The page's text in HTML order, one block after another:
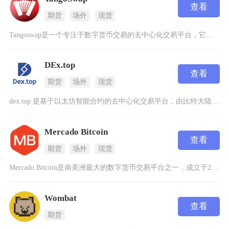
期货 场外 现货
查看
DEx.top
期货 场外 现货
查看
dex.top 是基于以太坊智能合约的去中心化交易平台，由比特大陆海外孵化团队于2018年
Mercado Bitcoin
期货 场外 现货
查看
Wombat
期货
查看